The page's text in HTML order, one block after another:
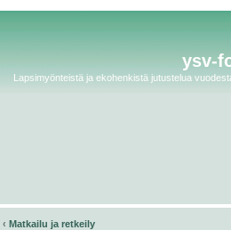
ysv-
Lapsimyönteistä ja ekohenkistä jutustelua
‹ Matkailu ja retkeily